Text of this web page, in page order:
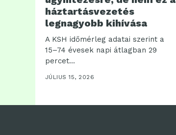
háztartásvezetés
legnagyobb kihívása
A KSH időmérleg adatai szerint a
15–74 évesek napi átlagban 29
percet...
JÚLIUS 15, 2026